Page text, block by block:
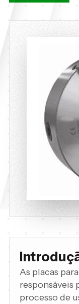
As placas
responsáveis
processo de